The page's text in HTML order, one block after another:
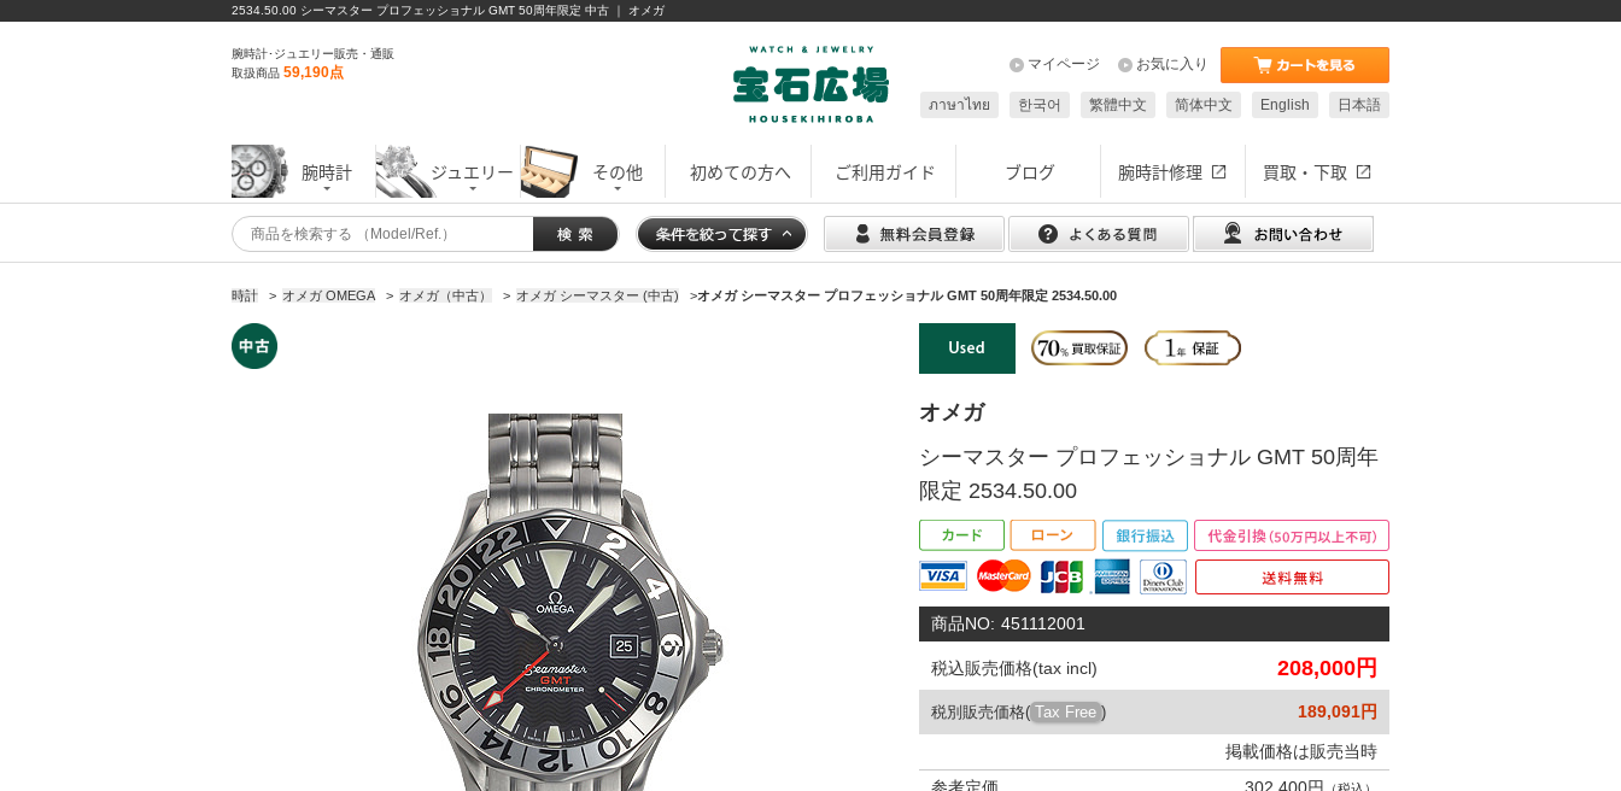
2534.50.00 シーマスター プロフェッショナル GMT 50周年限定 中古 ｜ オメガ
腕時計･ジュエリー販売・通販
取扱商品 59,190点 お気に入り
マイページ
日本語
English
简体中文
繁體中文
한국어
ภาษาไทย
腕時計 ジュエリー その他 初めての方へ ご利用ガイド ブログ 腕時計修理 買取・下取
時計 > オメガ OMEGA > オメガ（中古） > オメガ シーマスター (中古) >オメガ シーマスター プロフェッショナル GMT 50周年限定 2534.50.00
オメガ
シーマスター プロフェッショナル GMT 50周年
限定 2534.50.00
商品NO: 451112001
税込販売価格(tax incl) 208,000円
税別販売価格( Tax Free ) 189,091円
掲載価格は販売当時